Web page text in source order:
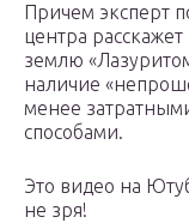
Причем эксперт
центра
землю
наличие
менее
способами.
Это видео на
не зря!